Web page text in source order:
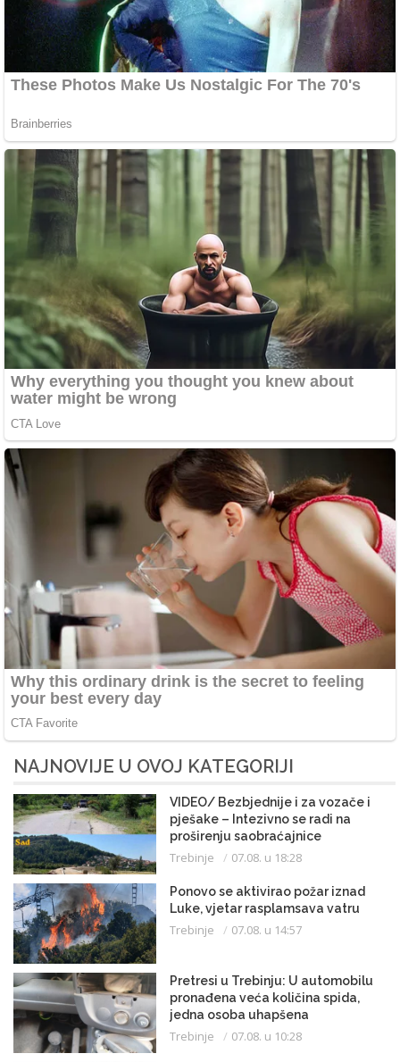
NAJNOVIJE U OVOJ KATEGORIJI
VIDEO/ Bezbjednije i za vozače i
pješake – Intezivno se radi na
proširenju saobraćajnice
Trebinje 07.08. u 18:28
Ponovo se aktivirao požar iznad
Luke, vjetar rasplamsava vatru
Trebinje 07.08. u 14:57
Pretresi u Trebinju: U automobilu
pronađena veća količina spida,
jedna osoba uhapšena
Trebinje 07.08. u 10:28